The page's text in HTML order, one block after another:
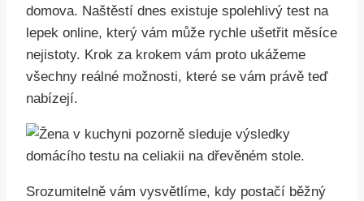
domova. Naštěstí dnes existuje spolehlivý test na
lepek online, který vám může rychle ušetřit měsíce
nejistoty. Krok za krokem vám proto ukážeme
všechny reálné možnosti, které se vám právě teď
nabízejí.
Srozumitelně vám vysvětlíme, kdy postačí běžný